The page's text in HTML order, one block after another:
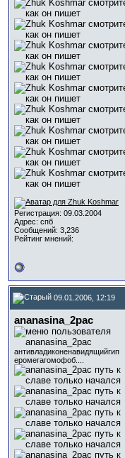
Регистрация: 09.03.2004
Адрес: спб
Сообщений: 3,236
Рейтинг мнений:
09.01.2006, 12:19
ananasina_2pac
антивладиконенавидящийгип
еромегагомофоб....